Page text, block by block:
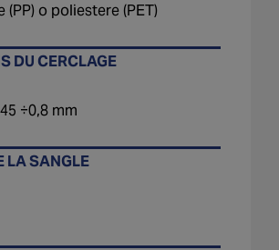
o poliestere (PET)
DU CERCLAGE
÷0,8 mm
LA SANGLE